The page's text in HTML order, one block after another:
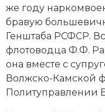
же году
бравую
Генштаба РСФСР.
флотоводца Ф.Ф.
она вместе с
Волжско-Камской
Политуправлении